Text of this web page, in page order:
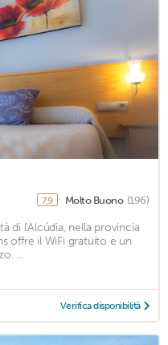
7,9 Molto Buono (196)
di l'Alcúdia, nella provincia
offre il WiFi gratuito e un
...
Verifica disponibilità